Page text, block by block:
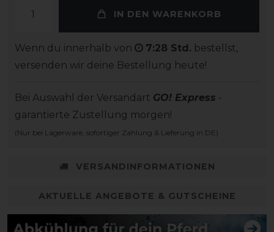
IN DEN WARENKORB
Wenn du innerhalb von 7:28 Std. bestellst,
versenden wir deine Bestellung heute!
Bei Auswahl der Versandart GO! Express -
garantierte Zustellung morgen!
(Nur bei Lagerware, sofortiger Zahlung & Lieferung in DE)
VERSANDINFORMATIONEN
AKTUELLE ANGEBOTE & GUTSCHEINE